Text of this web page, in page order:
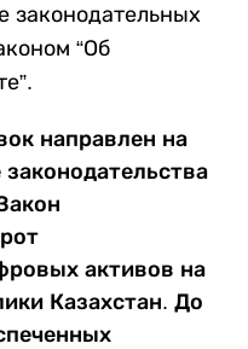
законодательных
“Об
направлен на
активов на
Казахстан. До